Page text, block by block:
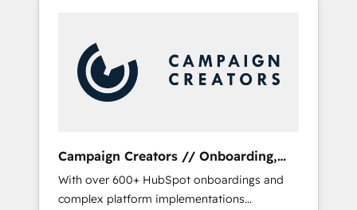
your team on their HubSpot journey, design
and implement your processes and skilfully
bring your revenue infrastructure to life. Our
collaborative approach keeps you in control
supported over 500 organisations with
HubSpot implementation, optimisation,
training, and adoption assurance. Our tried
Campaign Creators // Onboarding,
CRM Migration
With over 600+ HubSpot onboardings and
complex platform implementations